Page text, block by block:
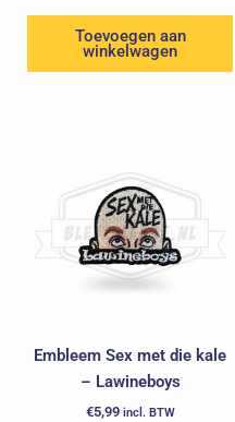
Toevoegen aan
winkelwagen
Embleem Sex met die kale
– Lawineboys
€5,99 incl. BTW